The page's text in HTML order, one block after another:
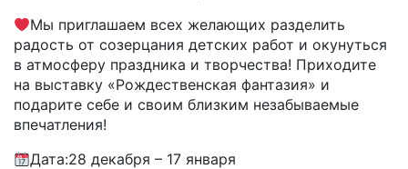
Мы приглашаем всех желающих разделить
радость от созерцания детских работ и окунуться
в атмосферу праздника и творчества! Приходите
на выставку «Рождественская фантазия» и
подарите себе и своим близким незабываемые
впечатления!
Дата:28 декабря – 17 января